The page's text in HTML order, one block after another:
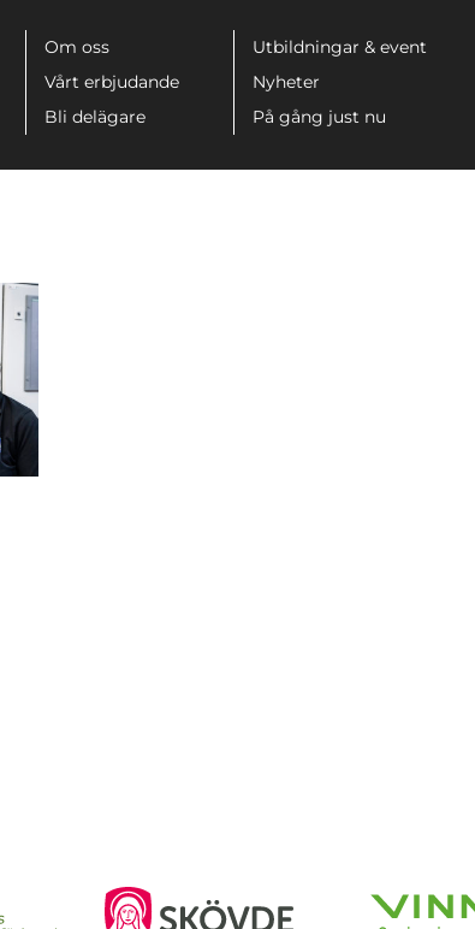
Meny
Om oss
Vårt erbjudande
Bli delägare
Utbildningar & event
Nyheter
På gång just nu